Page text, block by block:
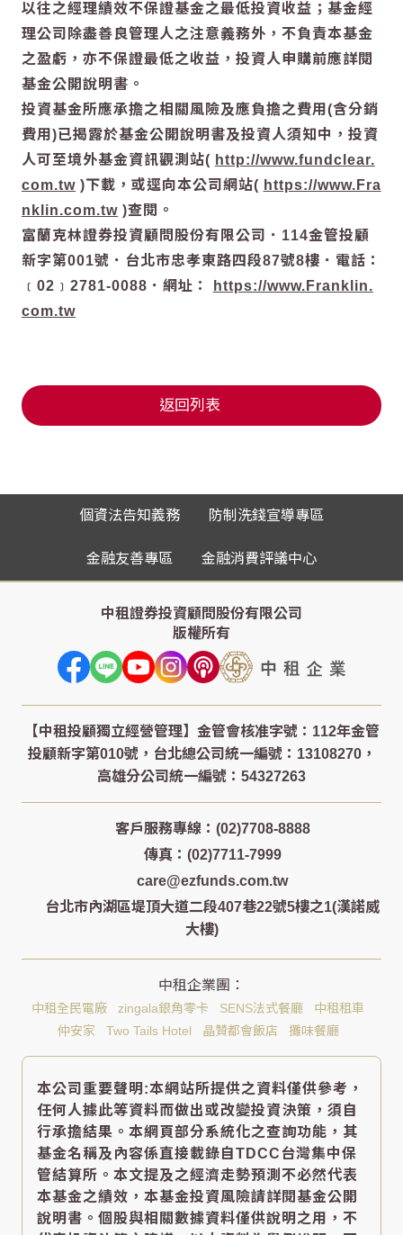
以往之經理績效不保證基金之最低投資收益；基金經
理公司除盡善良管理人之注意義務外，不負責本基金
之盈虧，亦不保證最低之收益，投資人申購前應詳閱
基金公開說明書。
投資基金所應承擔之相關風險及應負擔之費用(含分銷
費用)已揭露於基金公開說明書及投資人須知中，投資
人可至境外基金資訊觀測站( http://www.fundclear.
com.tw )下載，或逕向本公司網站( https://www.Fra
nklin.com.tw )查閱。
富蘭克林證券投資顧問股份有限公司．114金管投顧
新字第001號．台北市忠孝東路四段87號8樓．電話：
﹝02﹞2781-0088．網址：
https://www.Franklin.
com.tw
返回列表
個資法告知義務 防制洗錢宣導專區
金融友善專區 金融消費評議中心
中租證券投資顧問股份有限公司
版權所有
客戶服務專線：(02)7708-8888
傳真：(02)7711-7999
care@ezfunds.com.tw
台北市內湖區堤頂大道二段407巷22號5樓之1(漢諾威
大樓)
中租全民電廠 zingala銀角零卡 SENS法式餐廳
中租租車
仲安家
Two Tails Hotel 晶贊都會飯店 攤味餐廳
本公司重要聲明:本網站所提供之資料僅供參考，
任何人據此等資料而做出或改變投資決策，須自
行承擔結果。本網頁部分系統化之查詢功能，其
基金名稱及內容係直接載錄自TDCC台灣集中保
管結算所。本文提及之經濟走勢預測不必然代表
本基金之績效，本基金投資風險請詳閱基金公開
說明書。個股與相關數據資料僅供說明之用，不